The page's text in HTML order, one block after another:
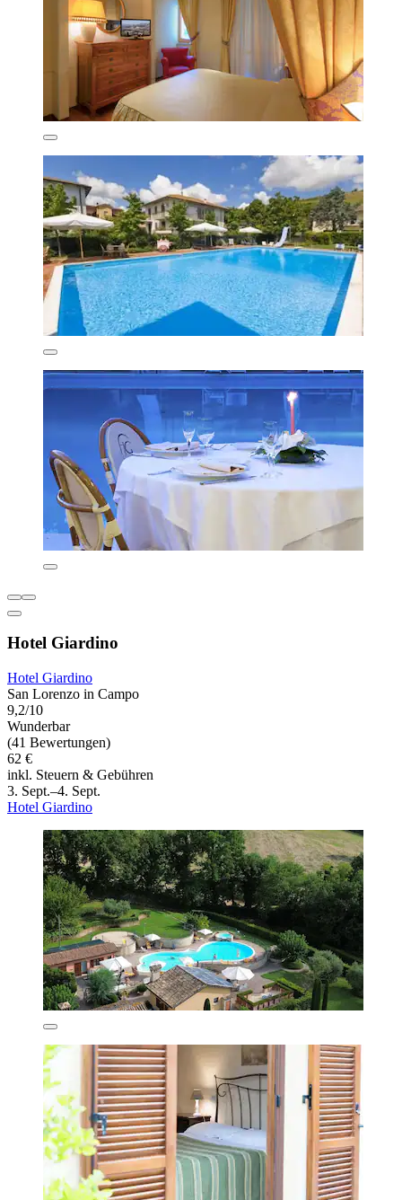
Hotel Giardino
Hotel Giardino
San Lorenzo in Campo
9,2/10
Wunderbar
(41 Bewertungen)
62 €
inkl. Steuern & Gebühren
3. Sept.–4. Sept.
Hotel Giardino